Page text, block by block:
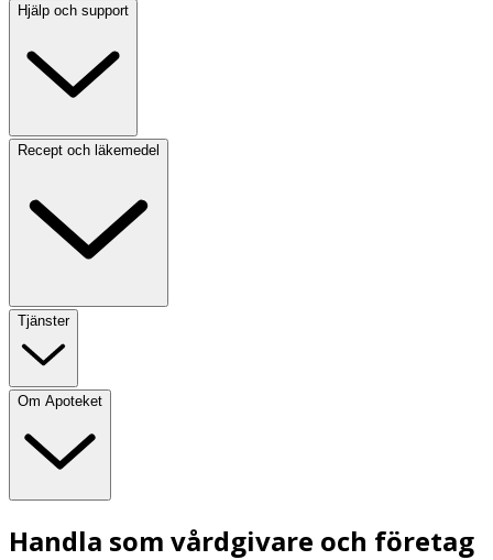
Hjälp och support
Recept och läkemedel
Tjänster
Om Apoteket
Handla som vårdgivare och företag